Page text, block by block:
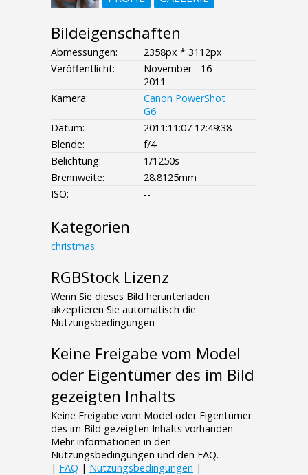
Bildeigenschaften
Abmessungen:
2358px * 3112px
Veröffentlicht:
November - 16 -
2011
Kamera:
Canon PowerShot
G6
Datum:
2011:11:07 12:49:38
Blende:
f/4
Belichtung:
1/1250s
Brennweite:
28.8125mm
ISO:
--
Kategorien
christmas
RGBStock Lizenz
Wenn Sie dieses Bild herunterladen
akzeptieren Sie automatisch die
Nutzungsbedingungen
Keine Freigabe vom Model
oder Eigentümer des im Bild
gezeigten Inhalts
Keine Freigabe vom Model oder Eigentümer
des im Bild gezeigten Inhalts vorhanden.
Mehr informationen in den
Nutzungsbedingungen und den FAQ.
| FAQ | Nutzungsbedingungen |